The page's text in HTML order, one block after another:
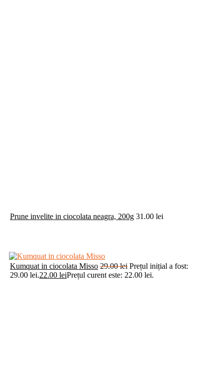
Prune invelite in ciocolata neagra, 200g 31.00 lei
Kumquat in ciocolata Misso 29.00lei Prețul inițial a fost:
29.00 lei.22.00 leiPrețul curent este: 22.00 lei.